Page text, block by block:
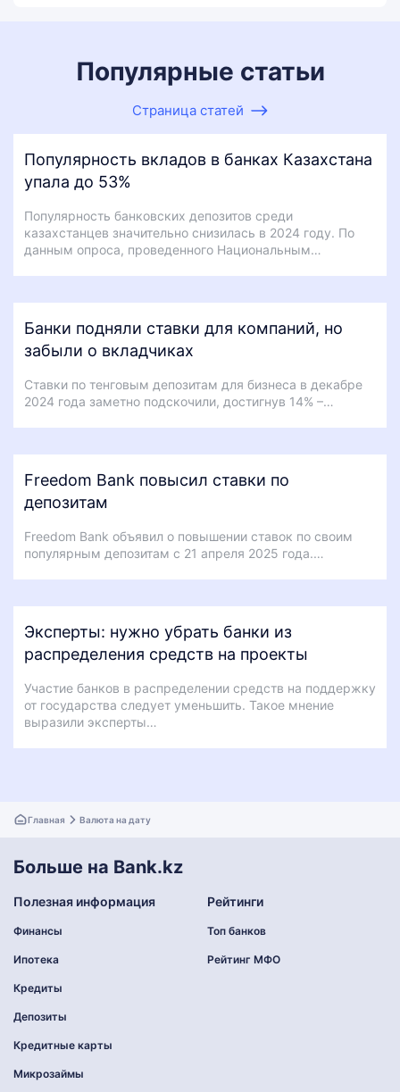
Популярные статьи
Страница статей
Популярность вкладов в банках Казахстана
упала до 53%
Популярность банковских депозитов среди
казахстанцев значительно снизилась в 2024 году. По
данным опроса, проведенного Национальным…
Банки подняли ставки для компаний, но
забыли о вкладчиках
Ставки по тенговым депозитам для бизнеса в декабре
2024 года заметно подскочили, достигнув 14% –…
Freedom Bank повысил ставки по
депозитам
Freedom Bank объявил о повышении ставок по своим
популярным депозитам с 21 апреля 2025 года.…
Эксперты: нужно убрать банки из
распределения средств на проекты
Участие банков в распределении средств на поддержку
от государства следует уменьшить. Такое мнение
выразили эксперты…
Главная Валюта на дату
Больше на Bank.kz
Полезная информация
Финансы
Ипотека
Кредиты
Депозиты
Кредитные карты
Микрозаймы
Рейтинги
Топ банков
Рейтинг МФО